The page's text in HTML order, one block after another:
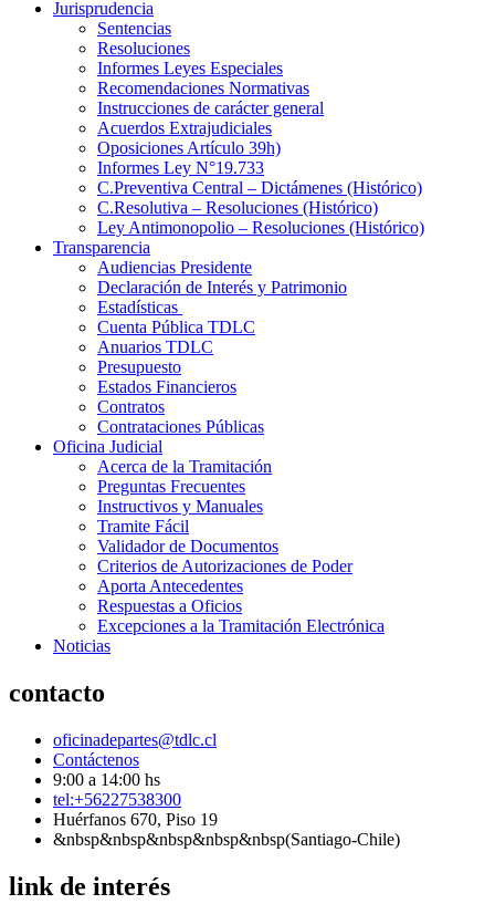
Jurisprudencia
Sentencias
Resoluciones
Informes Leyes Especiales
Recomendaciones Normativas
Instrucciones de carácter general
Acuerdos Extrajudiciales
Oposiciones Artículo 39h)
Informes Ley N°19.733
C.Preventiva Central – Dictámenes (Histórico)
C.Resolutiva – Resoluciones (Histórico)
Ley Antimonopolio – Resoluciones (Histórico)
Transparencia
Audiencias Presidente
Declaración de Interés y Patrimonio
Estadísticas
Cuenta Pública TDLC
Anuarios TDLC
Presupuesto
Estados Financieros
Contratos
Contrataciones Públicas
Oficina Judicial
Acerca de la Tramitación
Preguntas Frecuentes
Instructivos y Manuales
Tramite Fácil
Validador de Documentos
Criterios de Autorizaciones de Poder
Aporta Antecedentes
Respuestas a Oficios
Excepciones a la Tramitación Electrónica
Noticias
contacto
oficinadepartes@tdlc.cl
Contáctenos
9:00 a 14:00 hs
tel:+56227538300
Huérfanos 670, Piso 19
&nbsp&nbsp&nbsp&nbsp&nbsp(Santiago-Chile)
link de interés